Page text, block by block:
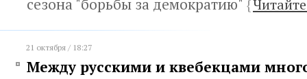
сезона "борьбы за демократию" {
21 октября / 18:27
Между русскими и квебекцами